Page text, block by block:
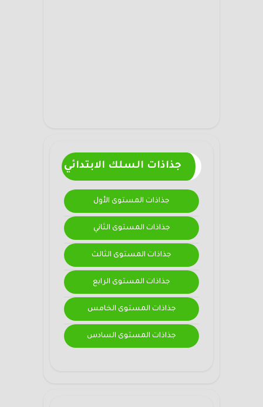
جذاذات السلك الابتدائي
جذاذات المستوى الأول
جذاذات المستوى الثاني
جذاذات المستوى الثالث
جذاذات المستوى الرابع
جذاذات المستوى الخامس
جذاذات المستوى السادس